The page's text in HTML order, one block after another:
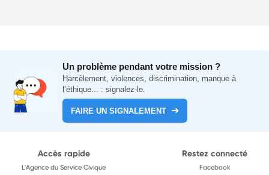
Un problème pendant votre mission ?
Harcèlement, violences, discrimination, manque à
l’éthique... : signalez-le.
FAIRE UN SIGNALEMENT
Accès rapide
L'Agence du Service Civique
Restez connecté
Facebook